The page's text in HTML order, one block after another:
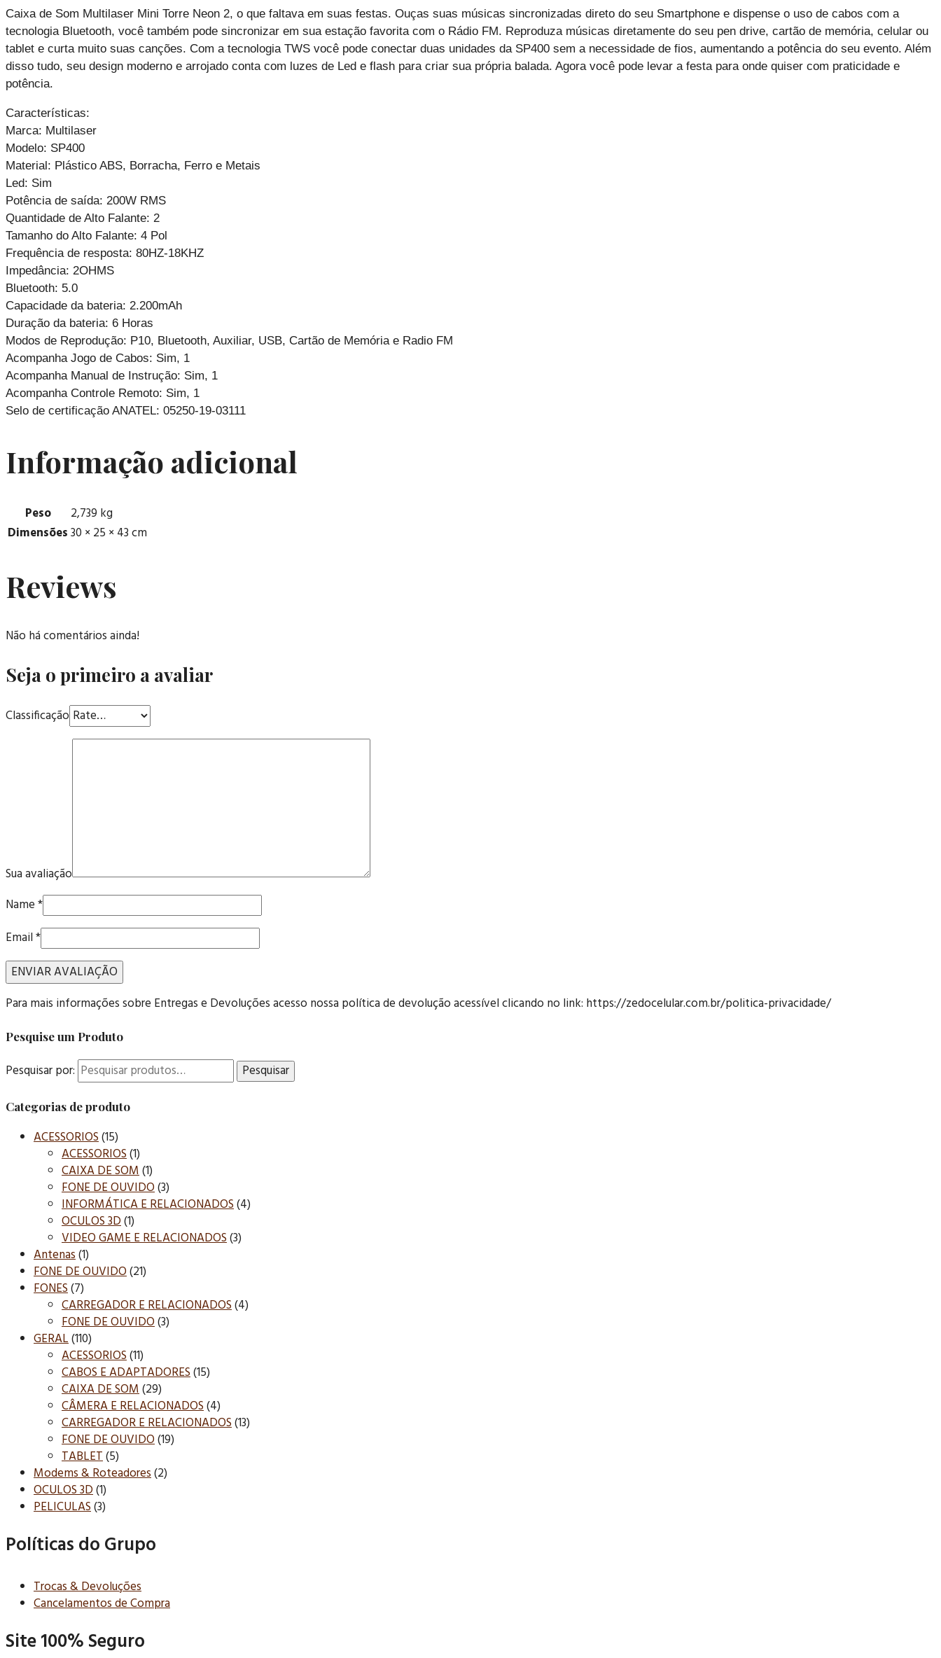
Caixa de Som Multilaser Mini Torre Neon 2, o que faltava em suas festas. Ouças suas músicas sincronizadas direto do seu Smartphone e dispense o uso de cabos com a
tecnologia Bluetooth, você também pode sincronizar em sua estação favorita com o Rádio FM. Reproduza músicas diretamente do seu pen drive, cartão de memória, celular ou
tablet e curta muito suas canções. Com a tecnologia TWS você pode conectar duas unidades da SP400 sem a necessidade de fios, aumentando a potência do seu evento. Além
disso tudo, seu design moderno e arrojado conta com luzes de Led e flash para criar sua própria balada. Agora você pode levar a festa para onde quiser com praticidade e
potência.
Características:
Marca: Multilaser
Modelo: SP400
Material: Plástico ABS, Borracha, Ferro e Metais
Led: Sim
Potência de saída: 200W RMS
Quantidade de Alto Falante: 2
Tamanho do Alto Falante: 4 Pol
Frequência de resposta: 80HZ-18KHZ
Impedância: 2OHMS
Bluetooth: 5.0
Capacidade da bateria: 2.200mAh
Duração da bateria: 6 Horas
Modos de Reprodução: P10, Bluetooth, Auxiliar, USB, Cartão de Memória e Radio FM
Acompanha Jogo de Cabos: Sim, 1
Acompanha Manual de Instrução: Sim, 1
Acompanha Controle Remoto: Sim, 1
Selo de certificação ANATEL: 05250-19-03111
Informação adicional
Peso
2,739 kg
Dimensões30 × 25 × 43 cm
Reviews
Não há comentários ainda!
Seja o primeiro a avaliar
Classificação
Sua avaliação
Name*
Email*
Para mais informações sobre Entregas e Devoluções acesso nossa política de devolução acessível clicando no link: https://zedocelular.com.br/politica-privacidade/
Pesquise um Produto
Pesquisar por: Pesquisar
Categorias de produto
ACESSORIOS(15)
ACESSORIOS(1)
CAIXA DE SOM(1)
FONE DE OUVIDO(3)
INFORMÁTICA E RELACIONADOS(4)
OCULOS 3D(1)
VIDEO GAME E RELACIONADOS(3)
Antenas(1)
FONE DE OUVIDO(21)
FONES(7)
CARREGADOR E RELACIONADOS(4)
FONE DE OUVIDO(3)
GERAL(110)
ACESSORIOS(11)
CABOS E ADAPTADORES(15)
CAIXA DE SOM(29)
CÂMERA E RELACIONADOS(4)
CARREGADOR E RELACIONADOS(13)
FONE DE OUVIDO(19)
TABLET(5)
Modems & Roteadores(2)
OCULOS 3D(1)
PELICULAS(3)
Políticas do Grupo
Trocas & Devoluções
Cancelamentos de Compra
Site 100% Seguro